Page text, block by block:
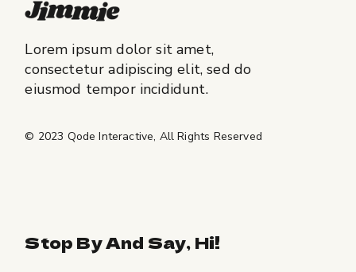
Lorem ipsum dolor sit amet,
consectetur adipiscing elit, sed do
eiusmod tempor incididunt.
© 2023 Qode Interactive, All Rights Reserved
Stop By And Say, Hi!